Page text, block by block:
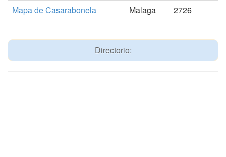
Mapa de Casarabonela
Malaga 2726
Directorio: